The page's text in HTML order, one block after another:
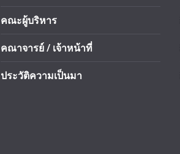
คณะผู้บริหาร
คณาจารย์ / เจ้าหน้าที่
ประวัติความเป็นมา